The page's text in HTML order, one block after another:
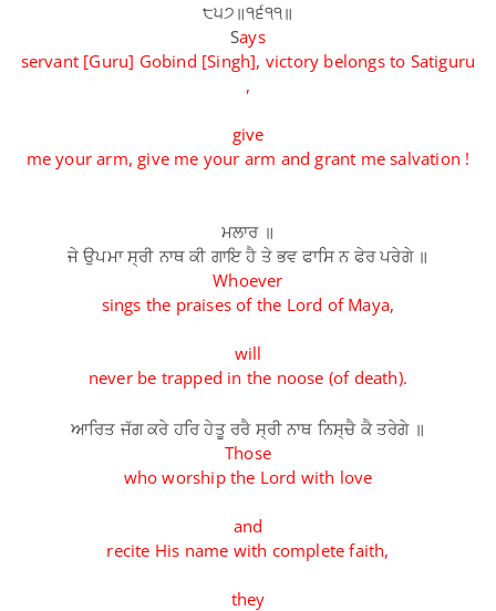
੮੫੭॥੧੬੧੧॥
Says
servant [Guru] Gobind [Singh], victory belongs to Satiguru
,
give
me your arm, give me your arm and grant me salvation !
ਮਲਾਰ ॥
ਜੇ ਉਪਮਾ ਸ੍ਰੀ ਨਾਥ ਕੀ ਗਾਇ ਹੈ ਤੇ ਭਵ ਫਾਸਿ ਨ ਫੇਰ ਪਰੇਗੇ ॥
Whoever
sings the praises of the Lord of Maya,
will
never be trapped in the noose (of death).
ਆਰਿਤ ਜੱਗ ਕਰੇ ਹਰਿ ਹੇਤੂ ਰਰੈ ਸ੍ਰੀ ਨਾਥ ਨਿਸ੍ਚੈ ਕੈ ਤਰੇਗੇ ॥
Those
who worship the Lord with love
and
recite His name with complete faith,
they